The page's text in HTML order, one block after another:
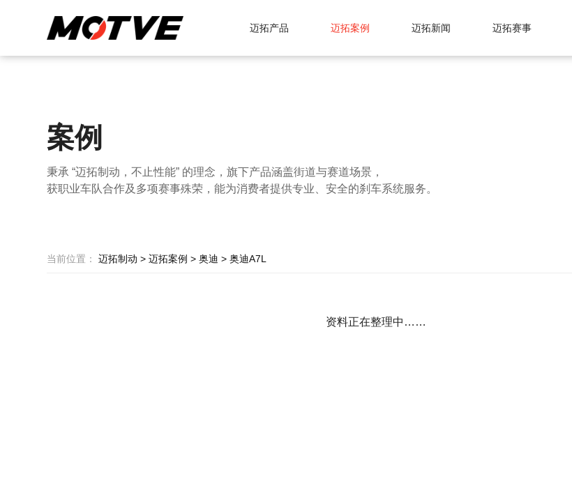
迈拓产品 迈拓案例 迈拓新闻 迈拓赛事
案例
秉承 “迈拓制动，不止性能” 的理念，旗下产品涵盖街道与赛道场景，
获职业车队合作及多项赛事殊荣，能为消费者提供专业、安全的刹车系统服务。
当前位置：迈拓制动 > 迈拓案例 > 奥迪 > 奥迪A7L
资料正在整理中……